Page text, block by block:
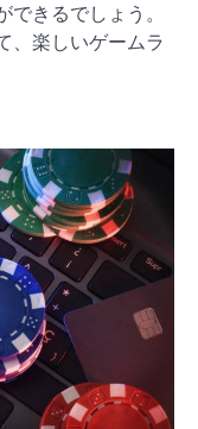
きるでしょう。
、楽しいゲームラ